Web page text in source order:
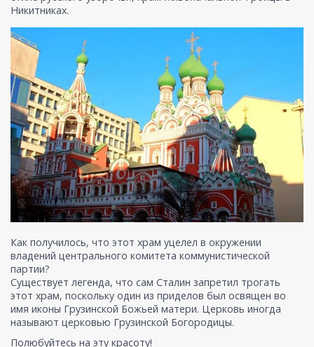
Никитниках.
Как получилось, что этот храм уцелел в окружении
владений центрального комитета коммунистической
партии?
Существует легенда, что сам Сталин запретил трогать
этот храм, поскольку один из приделов был освящен во
имя иконы Грузинской Божьей матери. Церковь иногда
называют церковью Грузинской Богородицы.
Полюбуйтесь на эту красоту!